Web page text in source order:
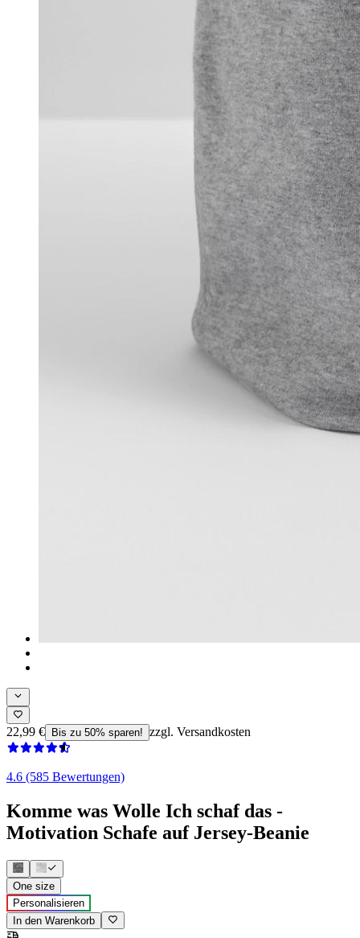
22,99 € Bis zu 50% sparen! zzgl. Versandkosten
4.6 (585 Bewertungen)
Komme was Wolle Ich schaf das -
Motivation Schafe auf Jersey-Beanie
One size
Personalisieren
In den Warenkorb